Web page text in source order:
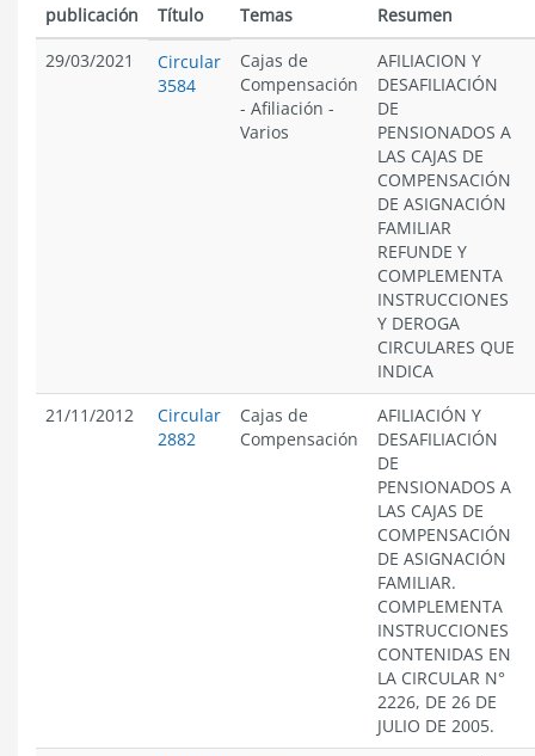
publicación
Título Temas
Resumen
29/03/2021
Circular
3584
Cajas de
Compensación
- Afiliación -
Varios
AFILIACION Y
DESAFILIACIÓN
DE
PENSIONADOS A
LAS CAJAS DE
COMPENSACIÓN
DE ASIGNACIÓN
FAMILIAR
REFUNDE Y
COMPLEMENTA
INSTRUCCIONES
Y DEROGA
CIRCULARES QUE
INDICA
21/11/2012
Circular
2882
Cajas de
Compensación
AFILIACIÓN Y
DESAFILIACIÓN
DE
PENSIONADOS A
LAS CAJAS DE
COMPENSACIÓN
DE ASIGNACIÓN
FAMILIAR.
COMPLEMENTA
INSTRUCCIONES
CONTENIDAS EN
LA CIRCULAR N°
2226, DE 26 DE
JULIO DE 2005.